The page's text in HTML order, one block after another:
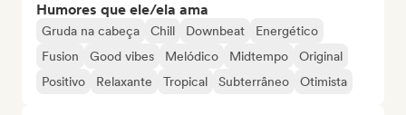
Humores que ele/ela ama
Gruda na cabeça Chill Downbeat
Energético
Fusion
Good vibes Melódico Midtempo
Original
Positivo
Relaxante Tropical Subterrâneo Otimista